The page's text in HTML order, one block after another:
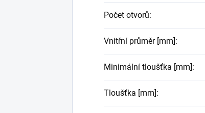
Počet otvorů:
Vnitřní průměr [mm]:
Minimální tloušťka [mm]:
Tloušťka [mm]: